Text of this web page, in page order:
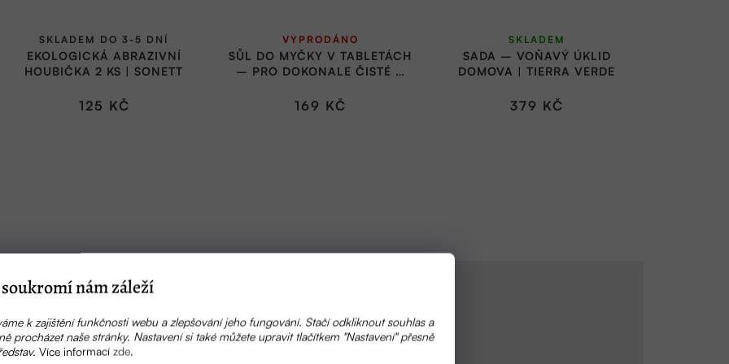
soukromí nám záleží
k zajištění funkčnosti webu a zlepšování jeho fungování. Stačí odkliknout souhlas a
procházet naše stránky. Nastavení si také můžete upravit tlačítkem "Nastavení" přesně
Více informací zde.
EKOLOGICKÁ ABRAZIVNÍ
HOUBIČKA 2 KS | SONETT
SKLADEM DO 3-5 DNÍ
125 KČ
SŮL DO MYČKY V TABLETÁCH
– PRO DOKONALE ČISTÉ A
VYPRODÁNO
169 KČ
SADA – VOŇAVÝ ÚKLID
DOMOVA | TIERRA VERDE
SKLADEM
379 KČ